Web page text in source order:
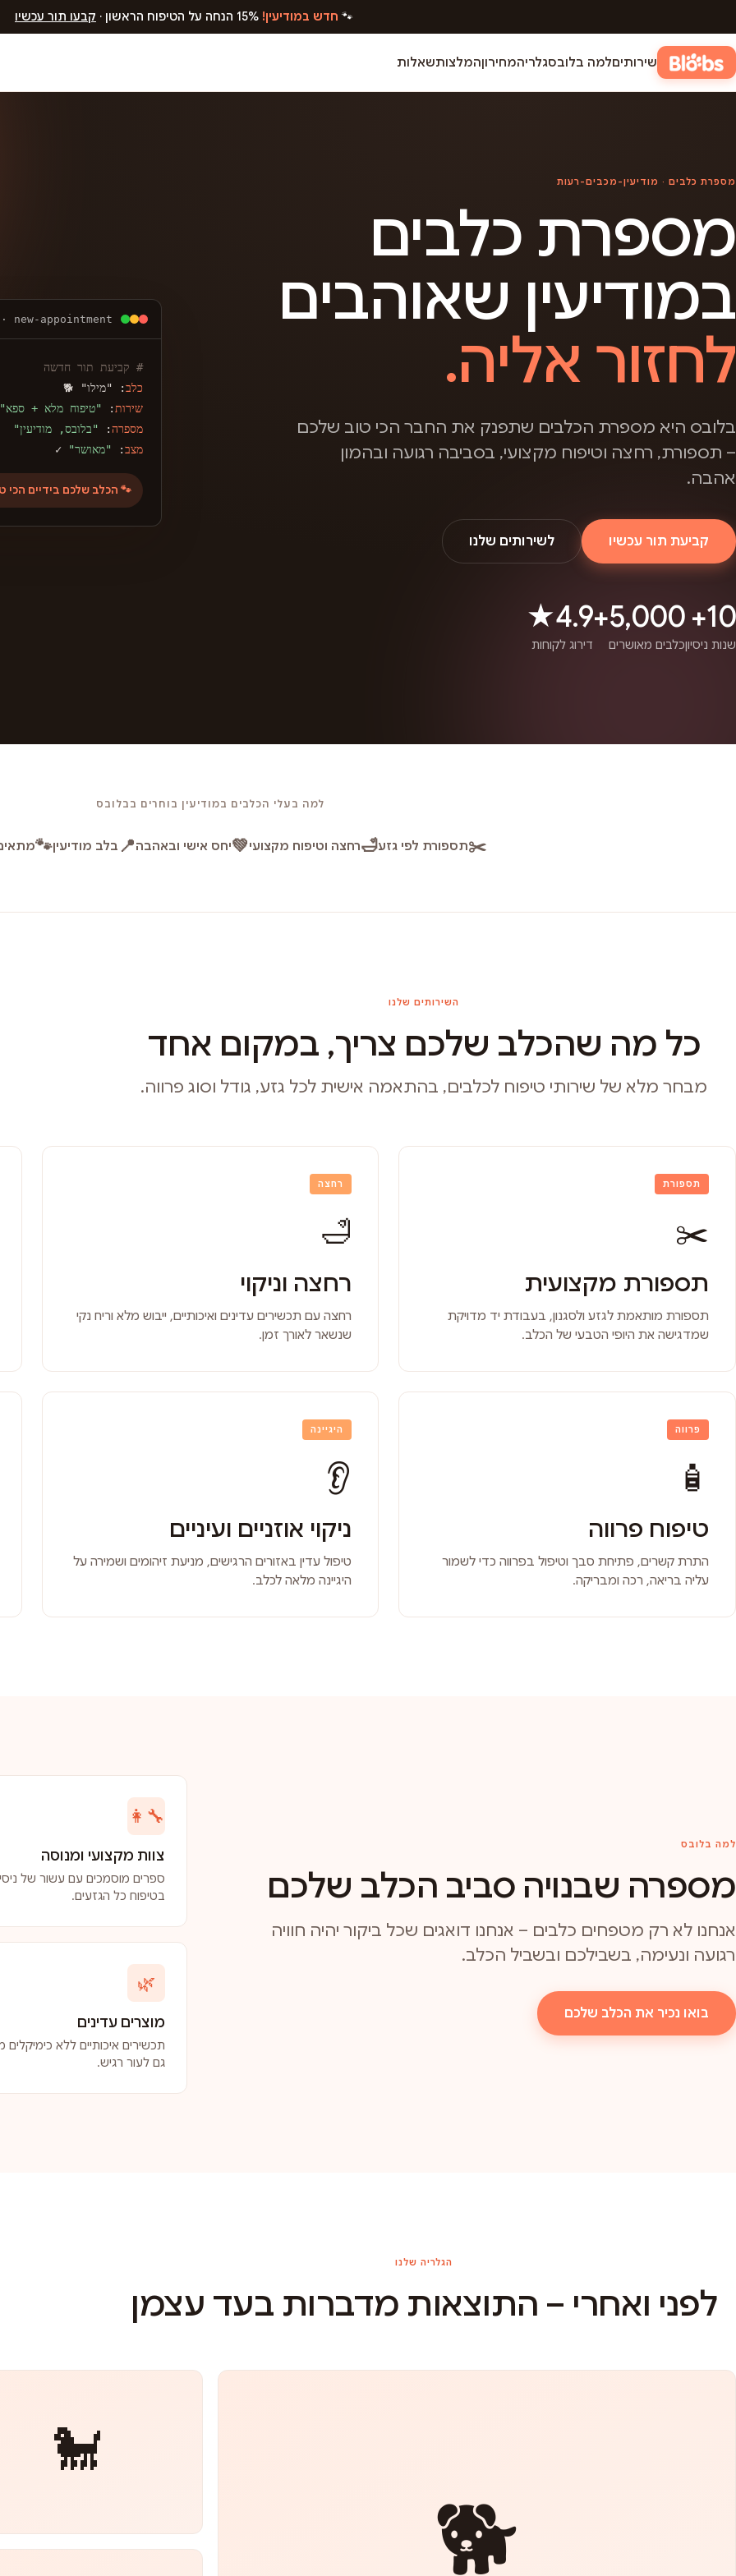
🐾 חדש במודיעין! קבעו תור עכשיו
שירותיםלמה בלובסגלריהמחירוןהמלצותשאלות
מספרת כלבים · מודיעין-מכבים-רעות
מספרת כלבים
במודיעין שאוהבים
לחזור אליה.
בלובס היא מספרת הכלבים שתפנק את החבר הכי טוב שלכם
– תספורת, רחצה וטיפוח מקצועי, בסביבה רגועה ובהמון
אהבה.
קביעת תור עכשיו לשירותים שלנו
10+
שנות ניסיון
5,000+
כלבים מאושרים
4.9★
דירוג לקוחות
new-appointment
# קביעת תור חדשה
כלב: "מילו" 🐕
שירות : "טיפוח מלא + ספא"
מספרה: "בלובס, מודיעין"
מצב: "מאושר" ✓
🐾 הכלב שלכם בידיים הכי
למה בעלי הכלבים במודיעין בוחרים בבלובס
✂️תספורת לפי גזע🛁רחצה וטיפוח מקצועי💚יחס אישי ובאהבה📍 בלב מודיעין🐾
השירותים שלנו
כל מה שהכלב שלכם צריך, במקום אחד
מבחר מלא של שירותי טיפוח לכלבים, בהתאמה אישית לכל גזע, גודל וסוג פרווה.
תספורת
✂️
תספורת מקצועית
תספורת מותאמת לגזע ולסגנון, בעבודת יד מדויקת
שמדגישה את היופי הטבעי של הכלב.
רחצה
🛁
רחצה וניקוי
רחצה עם תכשירים עדינים ואיכותיים, ייבוש מלא וריח נקי
שנשאר לאורך זמן.
פרווה
🧴
טיפוח פרווה
התרת קשרים, פתיחת סבך וטיפול בפרווה כדי לשמור
עליה בריאה, רכה ומבריקה.
היגיינה
👂
ניקוי אוזניים ועיניים
טיפול עדין באזורים הרגישים, מניעת זיהומים ושמירה על
היגיינה מלאה לכלב.
למה בלובס
מספרה שבנויה סביב הכלב שלכם
אנחנו לא רק מטפחים כלבים – אנחנו דואגים שכל ביקור יהיה חוויה
רגועה ונעימה, בשבילכם ובשביל הכלב.
בואו נכיר את הכלב שלכם
👩‍🔧
צוות מקצועי ומנוסה
ספרים מוסמכים עם עשור של
בטיפוח כל הגזעים.
🌿
מוצרים עדינים
תכשירים איכותיים ללא כימיקלים
גם לעור רגיש.
הגלריה שלנו
לפני ואחרי – התוצאות מדברות בעד עצמן
🐕
🐩